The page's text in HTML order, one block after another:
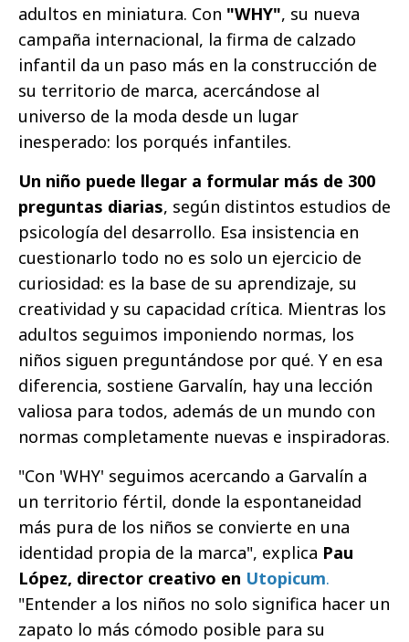
adultos en miniatura. Con "WHY", su nueva
campaña internacional, la firma de calzado
infantil da un paso más en la construcción de
su territorio de marca, acercándose al
universo de la moda desde un lugar
inesperado: los porqués infantiles.
Un niño puede llegar a formular más de 300
preguntas diarias, según distintos estudios de
psicología del desarrollo. Esa insistencia en
cuestionarlo todo no es solo un ejercicio de
curiosidad: es la base de su aprendizaje, su
creatividad y su capacidad crítica. Mientras los
adultos seguimos imponiendo normas, los
niños siguen preguntándose por qué. Y en esa
diferencia, sostiene Garvalín, hay una lección
valiosa para todos, además de un mundo con
normas completamente nuevas e inspiradoras.
"Con 'WHY' seguimos acercando a Garvalín a
un territorio fértil, donde la espontaneidad
más pura de los niños se convierte en una
identidad propia de la marca", explica Pau
López, director creativo en Utopicum.
"Entender a los niños no solo significa hacer un
zapato lo más cómodo posible para su